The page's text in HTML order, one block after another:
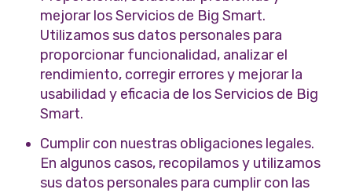
mejorar los Servicios de Big Smart.
Utilizamos sus datos personales para
proporcionar funcionalidad, analizar el
rendimiento, corregir errores y mejorar la
usabilidad y eficacia de los Servicios de Big
Smart.
Cumplir con nuestras obligaciones legales.
En algunos casos, recopilamos y utilizamos
sus datos personales para cumplir con las